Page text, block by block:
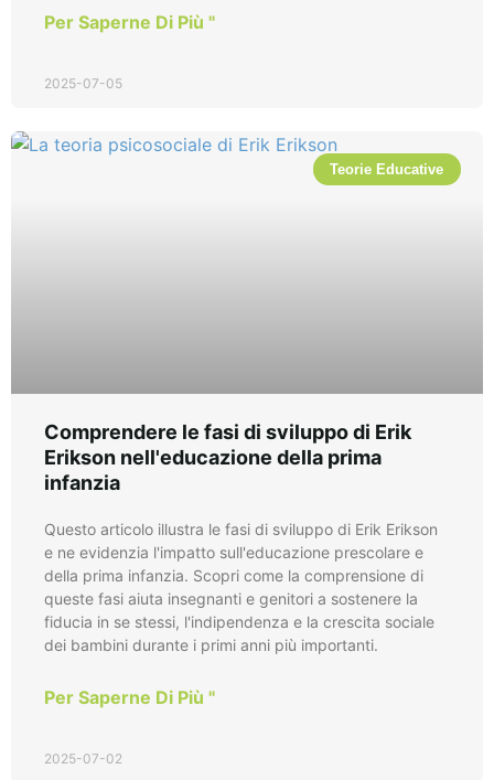
Per Saperne Di Più "
2025-07-05
Teorie Educative
Comprendere le fasi di sviluppo di Erik
Erikson nell'educazione della prima
infanzia
Questo articolo illustra le fasi di sviluppo di Erik Erikson
e ne evidenzia l'impatto sull'educazione prescolare e
della prima infanzia. Scopri come la comprensione di
queste fasi aiuta insegnanti e genitori a sostenere la
fiducia in se stessi, l'indipendenza e la crescita sociale
dei bambini durante i primi anni più importanti.
Per Saperne Di Più "
2025-07-02